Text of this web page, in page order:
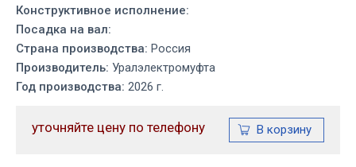
Конструктивное исполнение:
Посадка на вал:
Страна производства: Россия
Производитель: Уралэлектромуфта
Год производства: 2026 г.
уточняйте цену по телефону